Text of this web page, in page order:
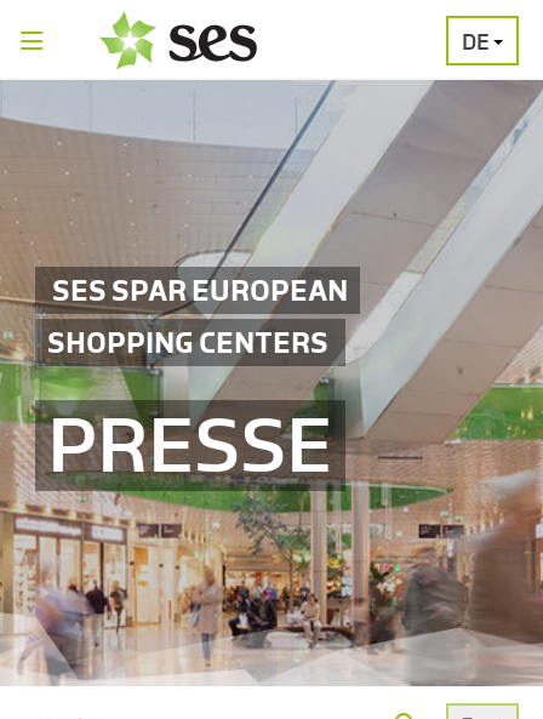
DE
SES SPAR EUROPEAN
SHOPPING CENTERS
PRESSE
PRESSEAUSSENDUNGEN